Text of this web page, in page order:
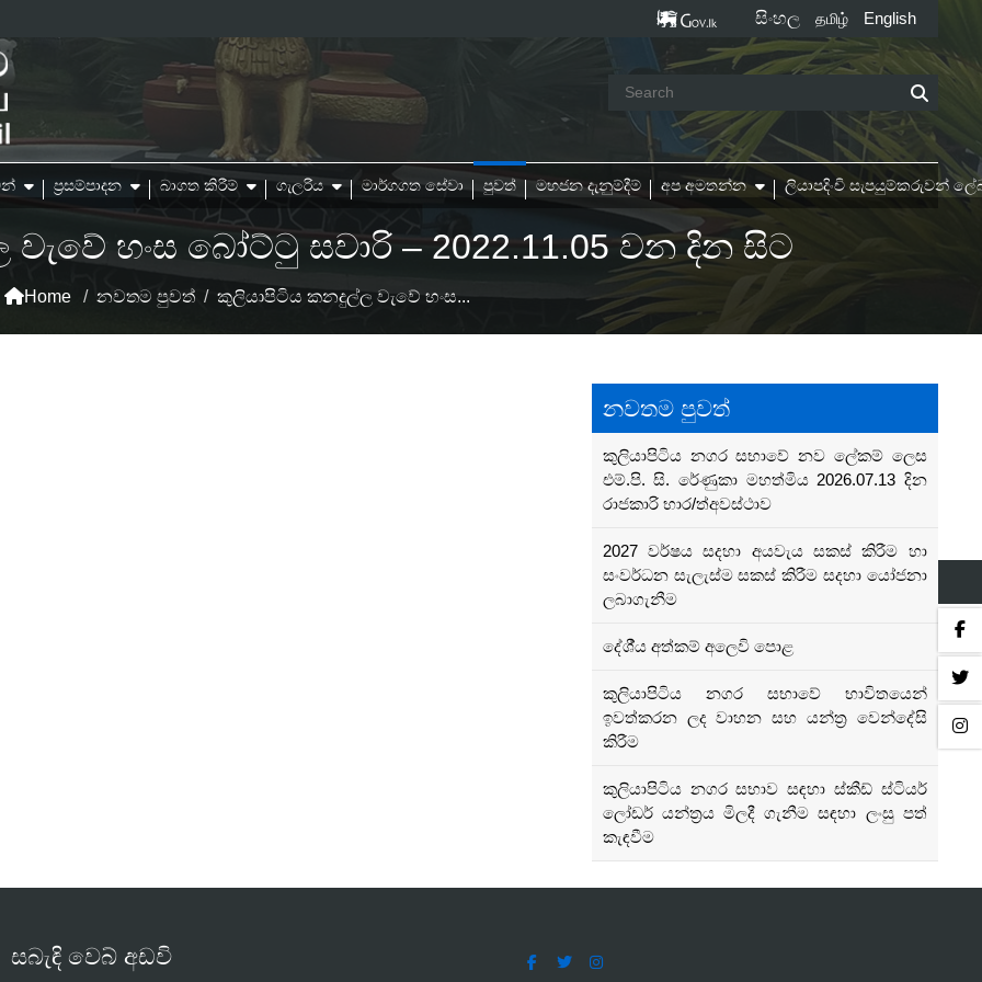
සිංහල தமிழ் English
ප්‍රසම්පාදන බාගත කිරීම් ගැලරිය මාර්ගගත සේවා පුවත් මහජන දැනුම්දීම් අප අමතන්න ලියාපදිංචි සැපයුම්කරුවන්
හංස බෝට්ටු සවාරි – 2022.11.05 වන දින සිට
Home / නවතම පුවත් / කුලියාපිටිය කනදුල්ල වැවේ හංස...
නවතම පුවත්
කුලියාපිටිය නගර සභාවේ නව ලේකම් ලෙස
එම්.පි. සි. රේණුකා මහත්මිය 2026.07.13 දින
රාජකාරි භාර/ත්අවස්ථාව
2027 වර්ෂය සදහා අයවැය සකස් කිරීම හා
සංවර්ධන සැලැස්ම සකස් කිරීම සදහා යෝජනා
ලබාගැනීම
දේශී්ය අත්කම් අලෙවි පොළ
කුලියාපිටිය නගර සභාවේ භාවිතයෙන්
ඉවත්කරන ලද වාහන සහ යන්ත්‍ර වෙන්දේසි
කිරීම
කුලියාපිටිය නගර සභාව සඳහා ස්කීඩ් ස්ටියර්
ලෝඩර් යන්ත්‍රය මිලදී ගැනීම සඳහා ලංසු පත්
කැඳවීම
සබැඳි වෙබ් අඩවි